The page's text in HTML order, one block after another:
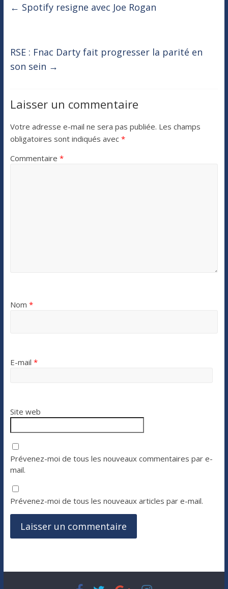
← Spotify resigne avec Joe Rogan
RSE : Fnac Darty fait progresser la parité en
son sein →
Laisser un commentaire
Votre adresse e-mail ne sera pas publiée. Les champs
obligatoires sont indiqués avec *
Commentaire *
Nom *
E-mail *
Site web
Prévenez-moi de tous les nouveaux commentaires par e-
mail.
Prévenez-moi de tous les nouveaux articles par e-mail.